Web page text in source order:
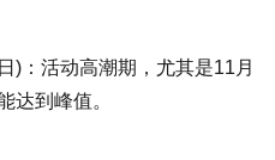
)：活动高潮期，尤其是11月
达到峰值。